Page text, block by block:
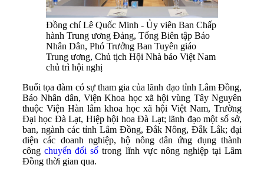
Đồng chí Lê Quốc Minh - Ủy viên Ban Chấp
hành Trung ương Đảng, Tổng Biên tập Báo
Nhân Dân, Phó Trưởng Ban Tuyên giáo
Trung ương, Chủ tịch Hội Nhà báo Việt Nam
chủ trì hội nghị
Buổi tọa đàm có sự tham gia của lãnh đạo tỉnh Lâm Đồng,
Báo Nhân dân, Viện Khoa học xã hội vùng Tây Nguyên
thuộc Viện Hàn lâm khoa học xã hội Việt Nam, Trường
Đại học Đà Lạt, Hiệp hội hoa Đà Lạt; lãnh đạo một số sở,
ban, ngành các tỉnh Lâm Đồng, Đắk Nông, Đắk Lắk; đại
diện các doanh nghiệp, hộ nông dân ứng dụng thành
côngchuyển đổi số trong lĩnh vực nông nghiệp tại Lâm
Đồng thời gian qua.